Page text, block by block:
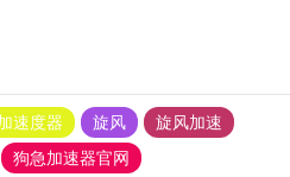
速度器 旋风
旋风加速
狗急加速器官网